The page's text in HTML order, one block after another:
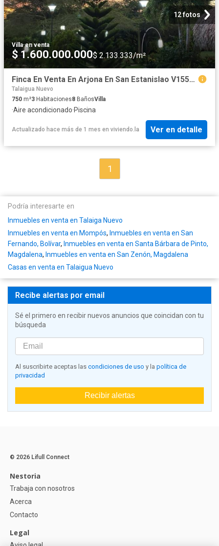
12 fotos
Villa·en venta
$ 1.600.000.000$ 2.133.333/m²
Finca En Venta En Arjona En San Estanislao V155683
Talaigua Nuevo
750 m²3 Habitaciones8 BañosVilla
·Aire acondicionado·Piscina
Actualizado hace más de 1 mes en viviendo.la Ver en detalle
1
Podría interesarte en
Inmuebles en venta en Talaiga Nuevo
Inmuebles en venta en Mompós, Inmuebles en venta en San
Fernando, Bolívar, Inmuebles en venta en Santa Bárbara de Pinto,
Magdalena, Inmuebles en venta en San Zenón, Magdalena
Casas en venta en Talaigua Nuevo
Recibe alertas por email
Sé el primero en recibir nuevos anuncios que coincidan con tu
búsqueda
Al suscribirte aceptas las condiciones de uso y la política de
privacidad
Recibir alertas
© 2026 Lifull Connect
Nestoria
Trabaja con nosotros
Acerca
Contacto
Legal